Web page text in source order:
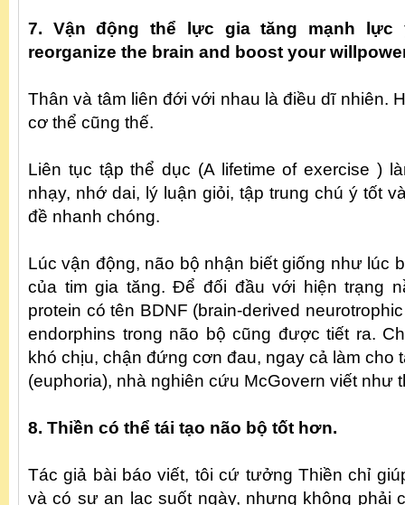
7. Vận động thể lực gia tăng mạnh lực
reorganize the brain and boost your
Thân và tâm liên đới với nhau là điều dĩ nhiên.
cơ thể cũng thế.
Liên tục tập thể dục (A lifetime of exercise )
nhạy, nhớ dai, lý luận giỏi, tập trung chú ý tốt
đề nhanh chóng.
Lúc vận động, não bộ nhận biết giống như lúc
của tim gia tăng. Để đối đầu với hiện trạng
protein có tên BDNF (brain-derived
endorphins trong não bộ cũng được tiết ra.
khó chịu, chận đứng cơn đau, ngay cả làm cho
(euphoria), nhà nghiên cứu McGovern viết như
8. Thiền có thể tái tạo não bộ tốt hơn.
Tác giả bài báo viết, tôi cứ tưởng Thiền chỉ
và có sự an lạc suốt ngày, nhưng không phải